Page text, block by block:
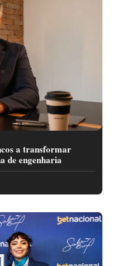
a transformar
de engenharia